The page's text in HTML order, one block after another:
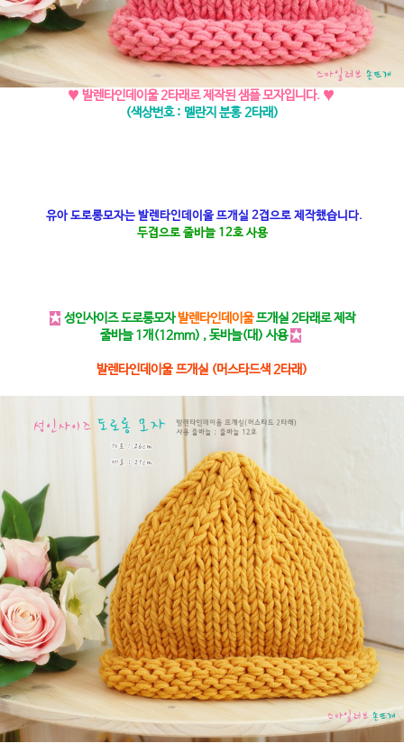
♥ 발렌타인데이울 2타래로 제작된 샘플 모자입니다. ♥
(색상번호 : 멜란지 분홍 2타래)
유아 도로롱모자는 발렌타인데이울 뜨개실 2겹으로 제작했습니다.
두겹으로 줄바늘 12호 사용
★성인사이즈 도로롱모자발렌타인데이울뜨개실 2타래로 제작
줄바늘 1개(12mm) , 돗바늘(대) 사용★
발렌타인데이울 뜨개실 (머스타드색 2타래)